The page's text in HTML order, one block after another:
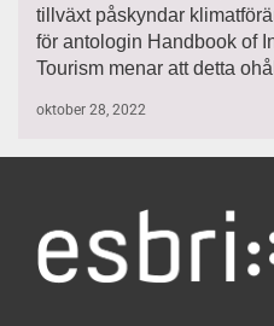
tillväxt påskyndar
för antologin Handbook of
Tourism menar att detta
oktober 28, 2022